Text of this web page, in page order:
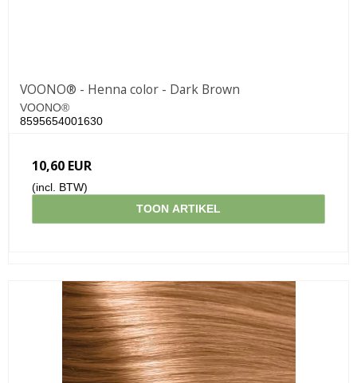
VOONO® - Henna color - Dark Brown
VOONO®
8595654001630
10,60 EUR
(incl. BTW)
TOON ARTIKEL